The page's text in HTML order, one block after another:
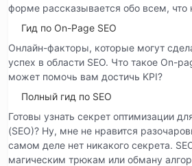
форме рассказывается обо всем, что
Гид по On-Page SEO
Онлайн-факторы, которые могут
успех в области SEO. Что такое On-
может помочь вам достичь KPI?
Полный гид по SEO
Готовы узнать секрет оптимизации
(SEO)? Ну, мне не нравится
самом деле нет никакого секрета.
магическим трюкам или обману